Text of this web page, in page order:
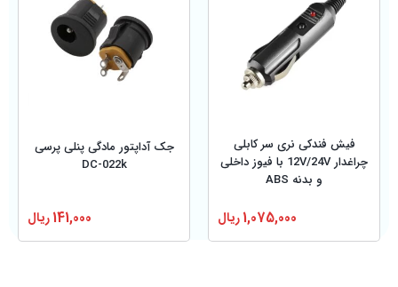
فیش فندکی نری سر کابلی
چراغدار 12V/24V با فیوز داخلی
و بدنه ABS
1,075,000ریال
جک آداپتور مادگی پنلی پرسی
DC-022k
141,000ریال